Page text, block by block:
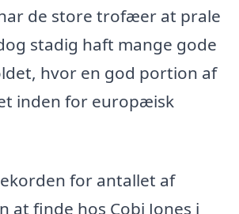
de store trofæer at prale
stadig haft mange gode
hvor en god portion af
inden for europæisk
for antallet af
at finde hos Cobi Jones i